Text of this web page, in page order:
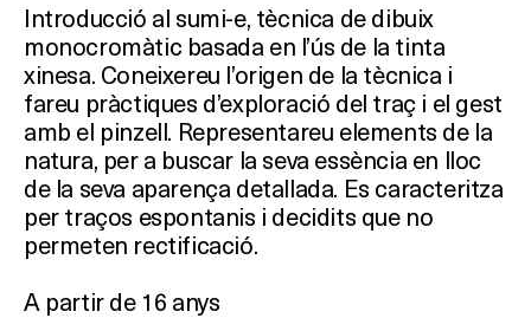
Introducció al sumi-e, tècnica de dibuix
monocromàtic basada en l’ús de la tinta
xinesa. Coneixereu l’origen de la tècnica i
fareu pràctiques d’exploració del traç i el gest
amb el pinzell. Representareu elements de la
natura, per a buscar la seva essència en lloc
de la seva aparença detallada. Es caracteritza
per traços espontanis i decidits que no
permeten rectificació.
A partir de 16 anys